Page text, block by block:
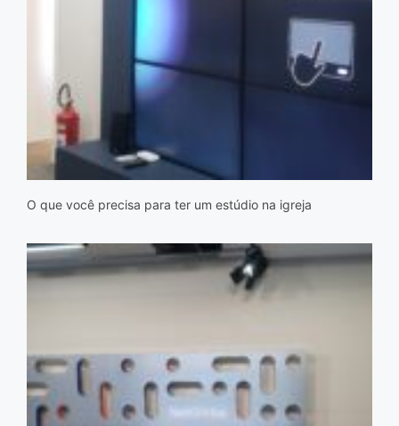
O que você precisa para ter um estúdio na igreja